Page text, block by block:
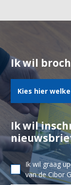
Ik wil
Kies hier
Ik wil inschrijven op de Cibor
Ik wil graag
van de Cibor